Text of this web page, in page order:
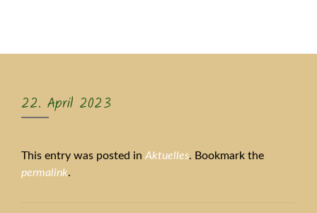
22. April 2023
This entry was posted in Aktuelles. Bookmark the
permalink.